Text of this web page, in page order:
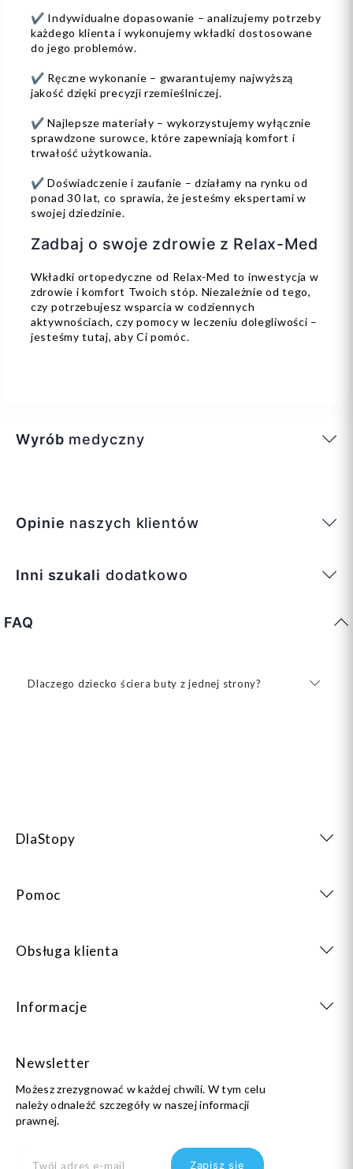
✔ Indywidualne dopasowanie – analizujemy potrzeby
każdego klienta i wykonujemy wkładki dostosowane
do jego problemów.
✔ Ręczne wykonanie – gwarantujemy najwyższą
jakość dzięki precyzji rzemieślniczej.
✔ Najlepsze materiały – wykorzystujemy wyłącznie
sprawdzone surowce, które zapewniają komfort i
trwałość użytkowania.
✔ Doświadczenie i zaufanie – działamy na rynku od
ponad 30 lat, co sprawia, że jesteśmy ekspertami w
swojej dziedzinie.
Zadbaj o swoje zdrowie z Relax-Med
Wkładki ortopedyczne od Relax-Med to inwestycja w
zdrowie i komfort Twoich stóp. Niezależnie od tego,
czy potrzebujesz wsparcia w codziennych
aktywnościach, czy pomocy w leczeniu dolegliwości –
jesteśmy tutaj, aby Ci pomóc.
Wyrób medyczny
Opinie naszych klientów
Inni szukali dodatkowo
FAQ
Dlaczego dziecko ściera buty z jednej strony?
DlaStopy
Pomoc
Obsługa klienta
Informacje
Newsletter
Możesz zrezygnować w każdej chwili. W tym celu
należy odnaleźć szczegóły w naszej informacji
prawnej.